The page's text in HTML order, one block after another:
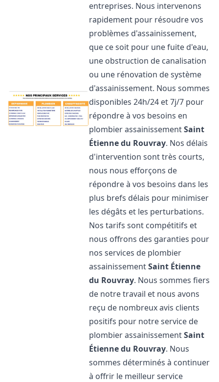
entreprises. Nous intervenons
rapidement pour résoudre vos
problèmes d'assainissement,
que ce soit pour une fuite d'eau,
une obstruction de canalisation
ou une rénovation de système
d'assainissement. Nous sommes
disponibles 24h/24 et 7j/7 pour
répondre à vos besoins en
plombier assainissementSaint
Étienne du Rouvray. Nos délais
d'intervention sont très courts,
nous nous efforçons de
répondre à vos besoins dans les
plus brefs délais pour minimiser
les dégâts et les perturbations.
Nos tarifs sont compétitifs et
nous offrons des garanties pour
nos services de plombier
assainissementSaint Étienne
du Rouvray. Nous sommes fiers
de notre travail et nous avons
reçu de nombreux avis clients
positifs pour notre service de
plombier assainissementSaint
Étienne du Rouvray. Nous
sommes déterminés à continuer
à offrir le meilleur service